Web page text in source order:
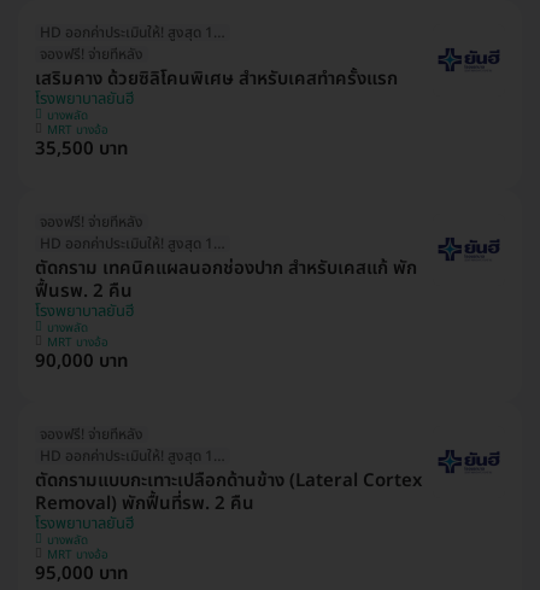
HD ออกค่าประเมินให้! สูงสุด 1500 บ.
จองฟรี! จ่ายทีหลัง
เสริมคาง ด้วยซิลิโคนพิเศษ สำหรับเคสทำครั้งแรก
โรงพยาบาลยันฮี
บางพลัด
MRT บางอ้อ
35,500 บาท
จองฟรี! จ่ายทีหลัง
HD ออกค่าประเมินให้! สูงสุด 1500 บ.
ตัดกราม เทคนิคแผลนอกช่องปาก สำหรับเคสแก้ พัก
ฟื้นรพ. 2 คืน
โรงพยาบาลยันฮี
บางพลัด
MRT บางอ้อ
90,000 บาท
จองฟรี! จ่ายทีหลัง
HD ออกค่าประเมินให้! สูงสุด 1500 บ.
ตัดกรามแบบกะเทาะเปลือกด้านข้าง (Lateral Cortex
Removal) พักฟื้นที่รพ. 2 คืน
โรงพยาบาลยันฮี
บางพลัด
MRT บางอ้อ
95,000 บาท